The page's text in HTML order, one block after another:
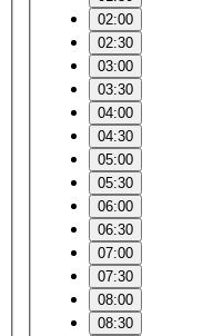
02:00
02:30
03:00
03:30
04:00
04:30
05:00
05:30
06:00
06:30
07:00
07:30
08:00
08:30